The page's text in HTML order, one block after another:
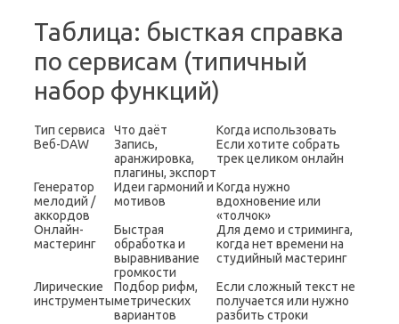
Таблица: бысткая справка
по сервисам (типичный
набор функций)
Тип сервиса Что даёт
Когда использовать
Веб-DAW
Запись,
аранжировка,
плагины, экспорт
Если хотите собрать
трек целиком онлайн
Генератор
мелодий /
аккордов
Идеи гармоний и
мотивов
Когда нужно
вдохновение или
«толчок»
Онлайн-
мастеринг
Быстрая
обработка и
выравнивание
громкости
Для демо и стриминга,
когда нет времени на
студийный мастеринг
Лирические
инструменты
Подбор рифм,
метрических
вариантов
Если сложный текст не
получается или нужно
разбить строки